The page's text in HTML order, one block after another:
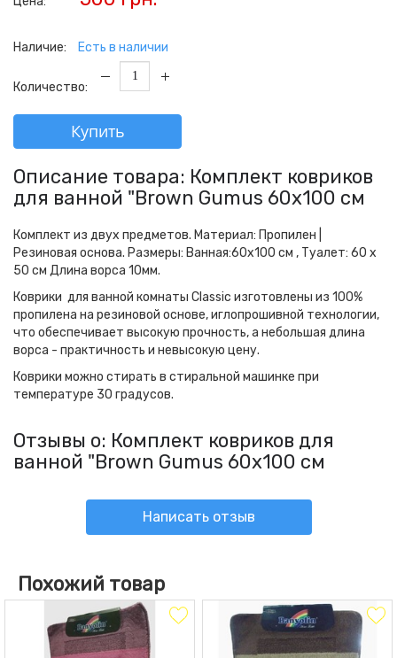
Наличие: Есть в наличии
Количество:
Купить
Описание товара: Комплект ковриков
для ванной "Brown Gumus 60х100 см
Комплект из двух предметов. Материал: Пропилен |
Резиновая основа. Размеры: Ванная:60x100 см , Туалет: 60 х
50 см Длина ворса 10мм.
Коврики для ванной комнаты Classic изготовлены из 100%
пропилена на резиновой основе, иглопрошивной технологии,
что обеспечивает высокую прочность, а небольшая длина
ворса - практичность и невысокую цену.
Коврики можно стирать в стиральной машинке при
температуре 30 градусов.
Отзывы о: Комплект ковриков для
ванной "Brown Gumus 60х100 см
Написать отзыв
Похожий товар